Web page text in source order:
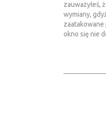
zauważyłeś,
wymiany,
okno się nie